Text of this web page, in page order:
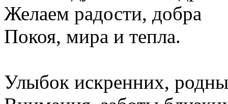
Желаем радости, добра
Покоя, мира и тепла.
Улыбок искренних,